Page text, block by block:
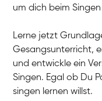
Gesang / Vocal
Gesang / Vocal
Gesang / Vocal
Gesang / Vocal
um dich beim
Lerne jetzt
Gesangsunterricht,
und entwickle ein
Singen. Egal ob Du
singen lernen willst.